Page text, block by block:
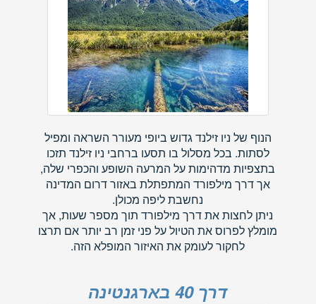
הנוף של ניו זילנד גדוש ביופי מעורר השראה ומפיל
לסתות. בכל מסלול בו תסעו ברחבי ניו זילנד תזכו
בתצפיות מדהימות על המרעה השופע והכפרי שלה,
אך דרך מילפורד המתפתלת באזור דרום המדינה
נחשבת ליפה מכולן.
ניתן לחצות את דרך מילפורד תוך מספר שעות, אך
מומלץ לפרוס את הטיול על פני זמן רב יותר אם תרצו
לחקור לעומק את האיזור המופלא הזה.
דרך 40 בארגנטינה